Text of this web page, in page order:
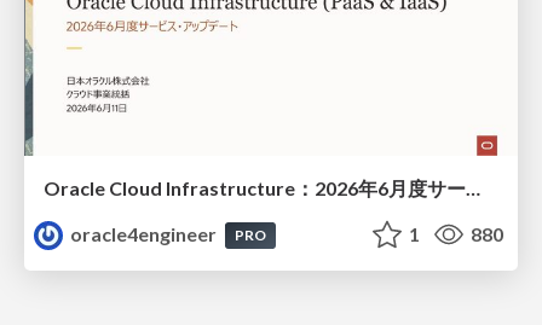
Oracle Cloud Infrastructure：2026年6月度サービス・アップデート
oracle4engineer
PRO 1 880